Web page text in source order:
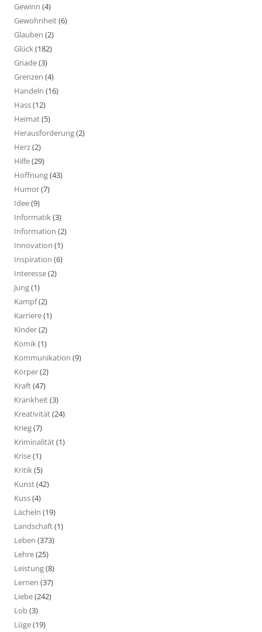
Gewinn (4)
Gewohnheit(6)
Glauben (2)
Glück(182)
Gnade(3)
Grenzen (4)
Handeln (16)
Hass(12)
Heimat(5)
Herausforderung(2)
Herz(2)
Hilfe(29)
Hoffnung(43)
Humor(7)
Idee(9)
Informatik(3)
Information (2)
Innovation (1)
Inspiration (6)
Interesse(2)
Jung(1)
Kampf(2)
Karriere(1)
Kinder(2)
Komik(1)
Kommunikation (9)
Körper(2)
Kraft(47)
Krankheit(3)
Kreativität(24)
Krieg(7)
Kriminalität(1)
Krise(1)
Kritik(5)
Kunst(42)
Kuss(4)
Lächeln (19)
Landschaft(1)
Leben (373)
Lehre(25)
Leistung(8)
Lernen (37)
Liebe(242)
Lob(3)
Lüge(19)